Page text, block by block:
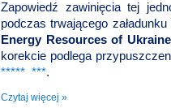
Zapowiedź zawinięcia tej
podczas trwającego
Energy Resources of Ukraine
korekcie podlega
***** ***.
Czytaj więcej »